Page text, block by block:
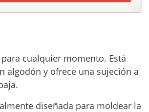
cualquier momento. Está
algodón y ofrece una sujeción a
diseñada para moldear la